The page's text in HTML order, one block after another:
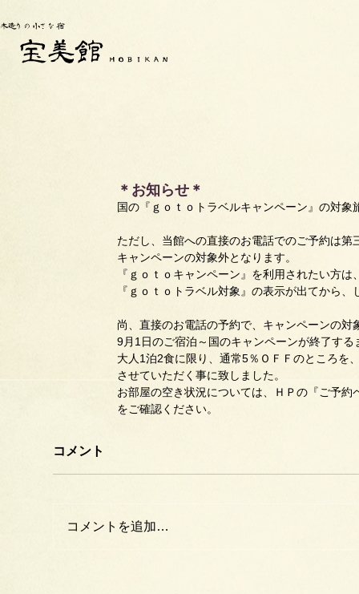
＊お知らせ＊
国の『ｇｏｔｏトラベルキャンペーン』の対象
ただし、当館への直接のお電話でのご予約は第
キャンペーンの対象外となります。
『ｇｏｔｏキャンペーン』を利用されたい方
『ｇｏｔｏトラベル対象』の表示が出てから
尚、直接のお電話の予約で、キャンペーンの対
9月1日のご宿泊～国のキャンペーンが終了する
大人1泊2食に限り、通常5％ＯＦＦのところを
させていただく事に致しました。
お部屋の空き状況については、ＨＰの『ご予約
をご確認ください。
コメント
コメントを追加…